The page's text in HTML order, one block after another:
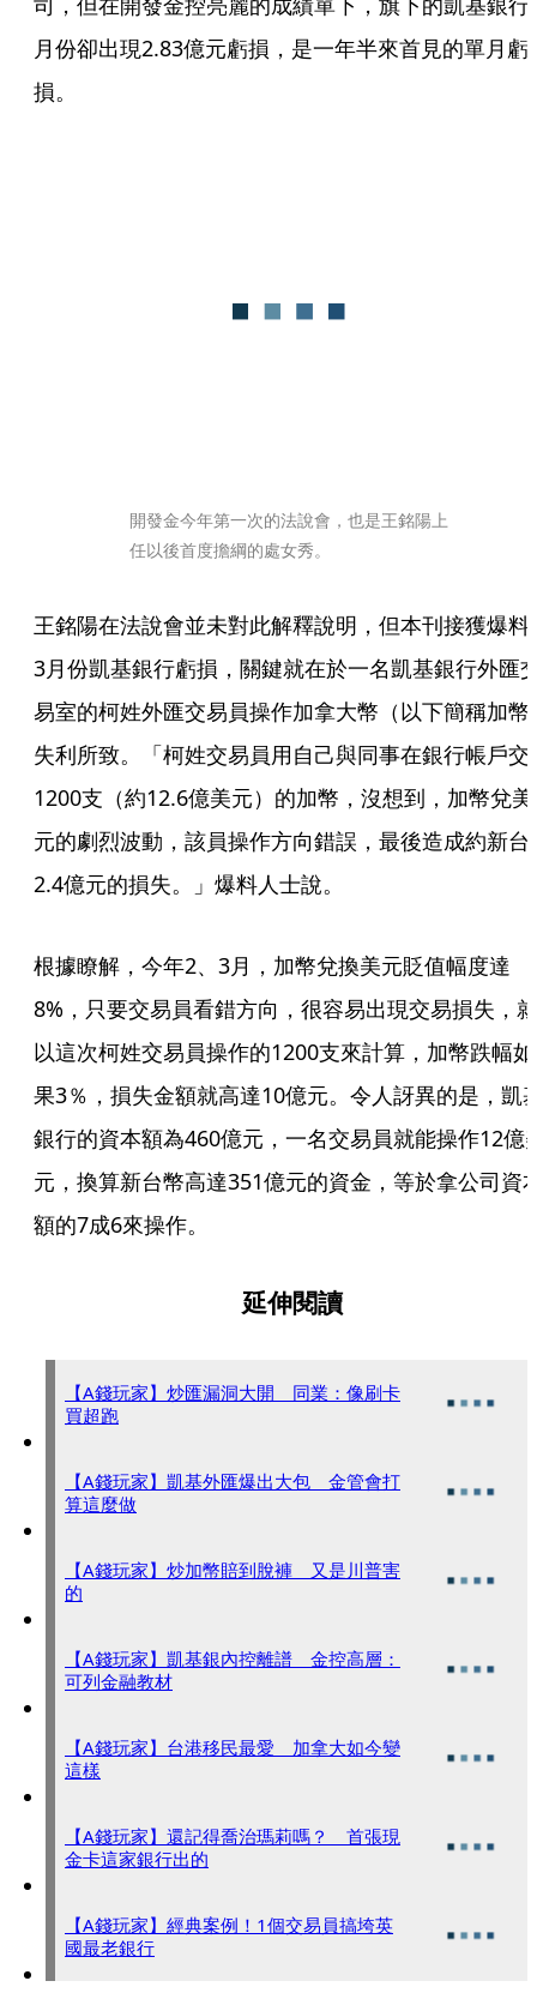
月份卻出現2.83億元虧損，是一年半來首見的單月虧
損。
開發金今年第一次的法說會，也是王銘陽上
任以後首度擔綱的處女秀。
王銘陽在法說會並未對此解釋說明，但本刊接獲爆料
3月份凱基銀行虧損，關鍵就在於一名凱基銀行外匯
易室的柯姓外匯交易員操作加拿大幣（以下簡稱加幣
失利所致。「柯姓交易員用自己與同事在銀行帳戶交
1200支（約12.6億美元）的加幣，沒想到，加幣兌美
元的劇烈波動，該員操作方向錯誤，最後造成約新台
2.4億元的損失。」爆料人士說。
根據瞭解，今年2、3月，加幣兌換美元貶值幅度達
8%，只要交易員看錯方向，很容易出現交易損失，就
以這次柯姓交易員操作的1200支來計算，加幣跌幅如
果3％，損失金額就高達10億元。令人訝異的是，凱
銀行的資本額為460億元，一名交易員就能操作12億
元，換算新台幣高達351億元的資金，等於拿公司資
額的7成6來操作。
延伸閱讀
【A錢玩家】炒匯漏洞大開 同業：像刷卡
買超跑
【A錢玩家】凱基外匯爆出大包 金管會打
算這麼做
【A錢玩家】炒加幣賠到脫褲 又是川普害
的
【A錢玩家】凱基銀內控離譜 金控高層：
可列金融教材
【A錢玩家】台港移民最愛 加拿大如今變
這樣
【A錢玩家】還記得喬治瑪莉嗎？ 首張現
金卡這家銀行出的
【A錢玩家】經典案例！1個交易員搞垮英
國最老銀行